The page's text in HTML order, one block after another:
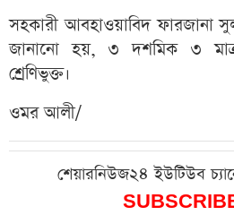
সহকারী আবহাওয়াবিদ ফারজানা
জানানো হয়, ৩ দশমিক ৩
শ্রেণিভুক্ত।
ওমর আলী/
শেয়ারনিউজ২৪ ইউটিউব